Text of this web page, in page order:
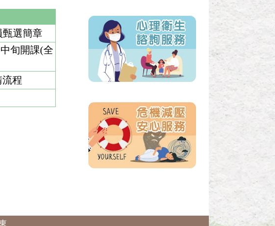
甄選簡章
旬開課(全
程
，以建構友善、安全